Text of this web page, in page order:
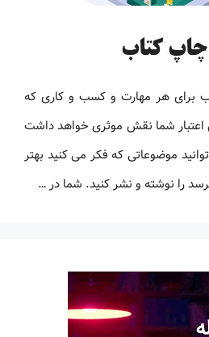
چاپ کتاب
برای هر مهارت و کسب و کاری که
اعتبار شما نقش موثری خواهد داشت
موضوعاتی که فکر می کنید بهتر
را نوشته و نشر کنید. شما در …